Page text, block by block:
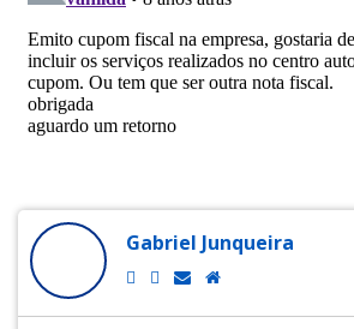
Gabriel Junqueira